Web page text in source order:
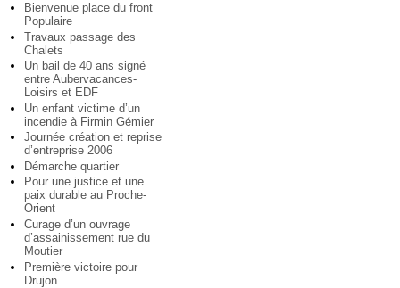
Bienvenue place du front
Populaire
Travaux passage des
Chalets
Un bail de 40 ans signé
entre Aubervacances-
Loisirs et EDF
Un enfant victime d’un
incendie à Firmin Gémier
Journée création et reprise
d’entreprise 2006
Démarche quartier
Pour une justice et une
paix durable au Proche-
Orient
Curage d’un ouvrage
d’assainissement rue du
Moutier
Première victoire pour
Drujon